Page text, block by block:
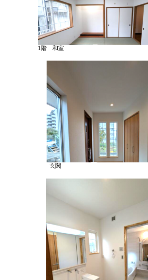
1階 和室
玄関